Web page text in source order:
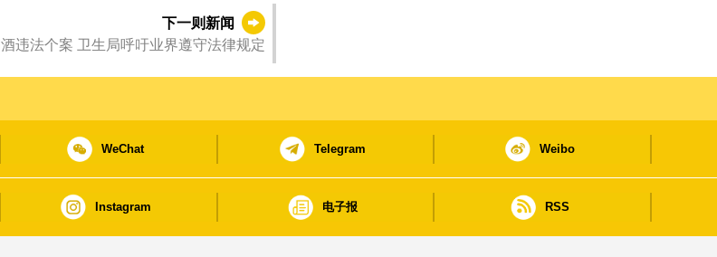
下一则新闻
违法个案 卫生局呼吁业界遵守法律规定
WeChat Telegram Weibo
Instagram 电子报 RSS